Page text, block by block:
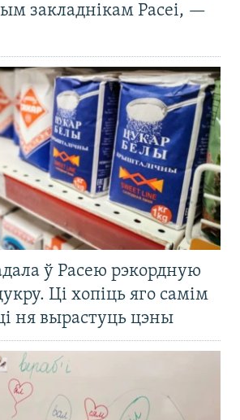
закладнікам Расеі, —
ў Расею рэкордную
Ці хопіць яго самім
ня вырастуць цэны